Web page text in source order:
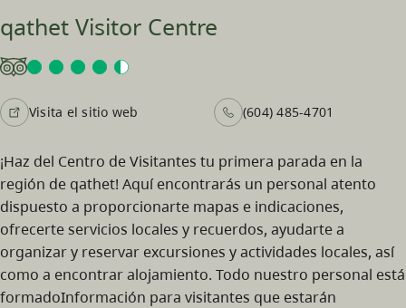
qathet Visitor Centre
Visita el sitio web (604) 485-4701
¡Haz del Centro de Visitantes tu primera parada en la
región de qathet! Aquí encontrarás un personal atento
dispuesto a proporcionarte mapas e indicaciones,
ofrecerte servicios locales y recuerdos, ayudarte a
organizar y reservar excursiones y actividades locales, así
como a encontrar alojamiento. Todo nuestro personal está
formadoInformación para visitantes que estarán